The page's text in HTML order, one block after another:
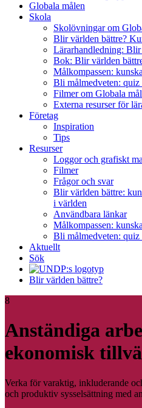
Globala målen
Skola
Skolövningar om
Blir världen bättre?
Lärarhandledning: Blir
Bok: Blir världen
Målkompassen:
Bli målmedveten: quiz
Filmer om Globala
Externa resurser för
Företag
Inspiration
Tips
Resurser
Loggor och grafiskt
Filmer
Frågor och svar
Blir världen bättre:
i världen
Användbara länkar
Målkompassen:
Bli målmedveten: quiz
Aktuellt
Sök
Blir världen bättre?
8
Anständiga
ekonomisk
Verka för varaktig, inkluderande
och produktiv sysselsättning med